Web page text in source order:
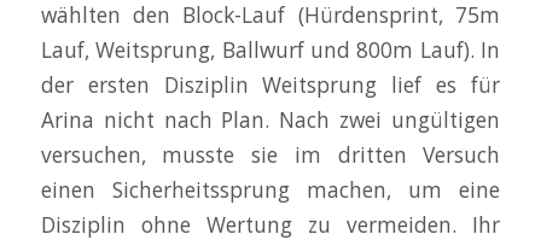
wählten den Block-Lauf (Hürdensprint, 75m
Lauf, Weitsprung, Ballwurf und 800m Lauf). In
der ersten Disziplin Weitsprung lief es für
Arina nicht nach Plan. Nach zwei ungültigen
versuchen, musste sie im dritten Versuch
einen Sicherheitssprung machen, um eine
Disziplin ohne Wertung zu vermeiden. Ihr